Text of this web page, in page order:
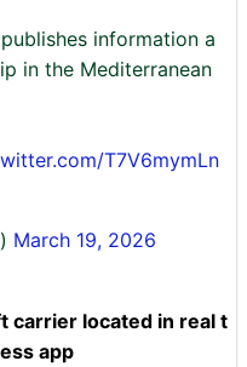
information a
in the Mediterranean
T7V6mymLn
March 19, 2026
carrier located in real t
app